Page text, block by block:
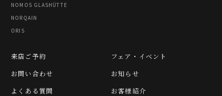
NOMOS GLASHÜTTE
NORQAIN
ORIS
フェア・イベント
お知らせ
お客様紹介
来店ご予約
お問い合わせ
よくある質問